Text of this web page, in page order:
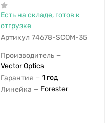
Есть на складе, готов к
отгрузке
Артикул 74678-SCOM-35
Производитель —
Vector Optics
Гарантия — 1 год
Линейка — Forester